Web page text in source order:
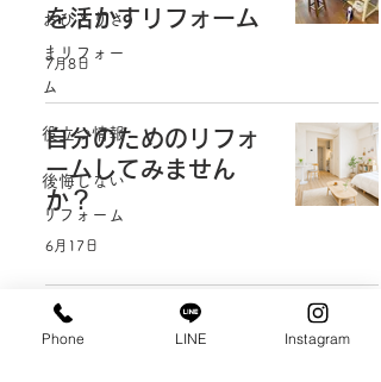
おひとりさ
まリフォー
ム
役立つ情報
後悔しない
リフォーム
を活かすリフォーム
7月8日
自分のためのリフォ
ームしてみません
か？
6月17日
紹介されています
Phone LINE Instagram